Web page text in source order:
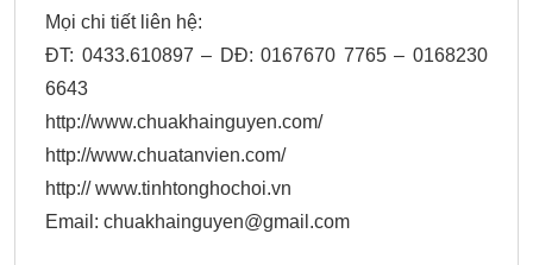
Mọi chi tiết liên hệ:
ĐT: 0433.610897 – DĐ: 0167670 7765 – 0168230
6643
http://www.chuakhainguyen.com/
http://www.chuatanvien.com/
http:// www.tinhtonghochoi.vn
Email: chuakhainguyen@gmail.com